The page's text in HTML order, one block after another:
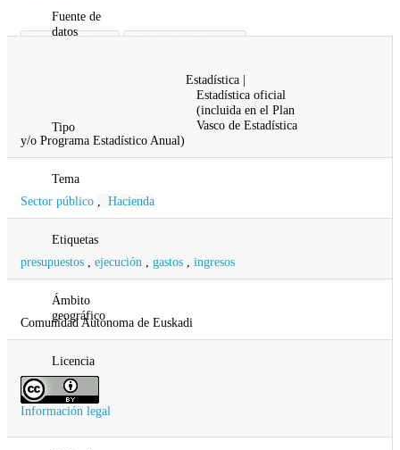
Fuente de
datos
Gobierno Vasco
Hacienda y Finanzas
Tipo
Estadística |
Estadística oficial
(incluida en el Plan
Vasco de Estadística
y/o Programa Estadístico Anual)
Tema
Sector público
Hacienda
Etiquetas
presupuestos
ejecución gastos ingresos
Ámbito
geográfico
Comunidad Autonoma de Euskadi
Licencia
Información legal